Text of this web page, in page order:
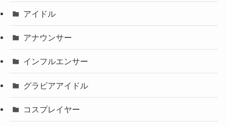
アイドル
アナウンサー
インフルエンサー
グラビアアイドル
コスプレイヤー